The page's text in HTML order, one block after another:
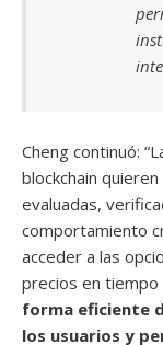
Cheng continuó:
blockchain
evaluadas,
comportamiento
acceder a las
precios en tiempo
forma eficiente
los usuarios y